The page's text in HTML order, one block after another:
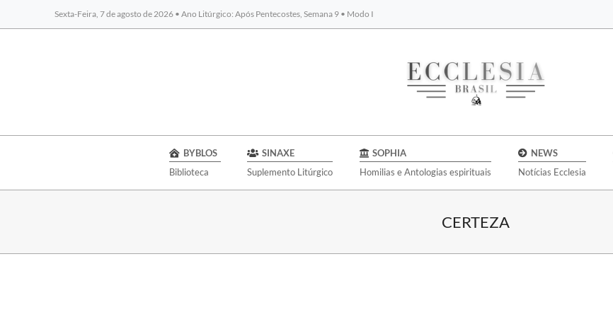
Sexta-Feira, 7 de agosto de 2026 • Ano Litúrgico: Após Pentecostes, Semana 9 • Modo I
BYBLOS
BYBLOS
Biblioteca
SINAXE
Suplemento Litúrgico
SOPHIA
Homilias e Antologias espirituais
NEWS
Notícias Ecclesia
CERTEZA